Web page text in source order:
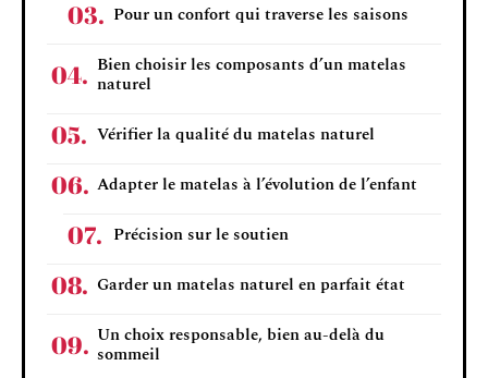
Pour un confort qui traverse les saisons
Bien choisir les composants d’un matelas
naturel
Vérifier la qualité du matelas naturel
Adapter le matelas à l’évolution de l’enfant
Précision sur le soutien
Garder un matelas naturel en parfait état
Un choix responsable, bien au-delà du
sommeil